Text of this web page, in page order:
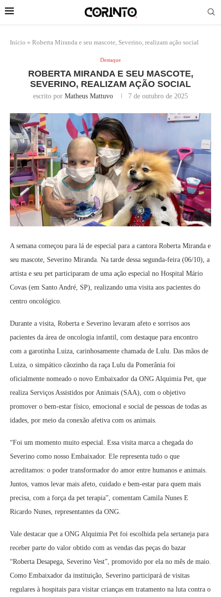
Início » Roberta Miranda e seu mascote, Severino, realizam ação social
Destaque
ROBERTA MIRANDA E SEU MASCOTE,
SEVERINO, REALIZAM AÇÃO SOCIAL
escrito por Matheus Mattuvo 7 de outubro de 2025
A semana começou para lá de especial para a cantora Roberta Miranda e
seu mascote, Severino Miranda. Na tarde dessa segunda-feira (06/10), a
artista e seu pet participaram de uma ação especial no Hospital Mário
Covas (em Santo André, SP), realizando uma visita aos pacientes do
centro oncológico.
Durante a visita, Roberta e Severino levaram afeto e sorrisos aos
pacientes da área de oncologia infantil, com destaque para encontro
com a garotinha Luiza, carinhosamente chamada de Lulu. Das mãos de
Luiza, o simpático cãozinho da raça Lulu da Pomerânia foi
oficialmente nomeado o novo Embaixador da ONG Alquimia Pet, que
realiza Serviços Assistidos por Animais (SAA), com o objetivo
promover o bem-estar físico, emocional e social de pessoas de todas as
idades, por meio da conexão afetiva com os animais.
“Foi um momento muito especial. Essa visita marca a chegada do
Severino como nosso Embaixador. Ele representa tudo o que
acreditamos: o poder transformador do amor entre humanos e animais.
Juntos, vamos levar mais afeto, cuidado e bem-estar para quem mais
precisa, com a força da pet terapia”, comentam Camila Nunes E
Ricardo Nunes, representantes da ONG.
Vale destacar que a ONG Alquimia Pet foi escolhida pela sertaneja para
receber parte do valor obtido com as vendas das peças do bazar
“Roberta Desapega, Severino Vest”, promovido por ela no mês de maio.
Como Embaixador da instituição, Severino participará de visitas
regulares à hospitais para visitar crianças em tratamento na luta contra o